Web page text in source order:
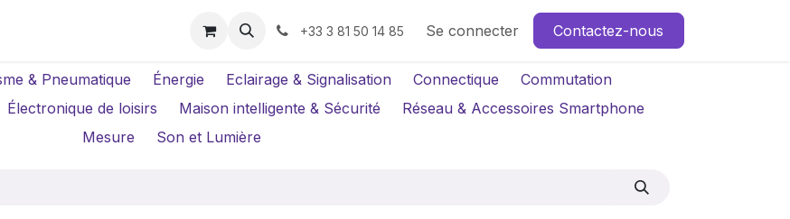
Location Caméras +33 3 81 50 14 85 Se connecter Contactez-nous
& Pneumatique Énergie Eclairage & Signalisation Connectique
Commutation
Électronique de loisirs Maison intelligente & Sécurité
Réseau & Accessoires Smartphone
Mesure
Son et Lumière